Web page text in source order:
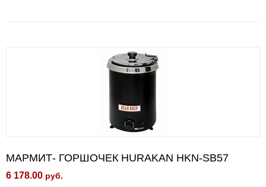
МАРМИТ- ГОРШОЧЕК HURAKAN HKN-SB57
6 178.00 руб.